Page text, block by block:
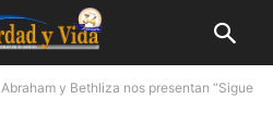
Abraham y Bethliza nos presentan “Sigue